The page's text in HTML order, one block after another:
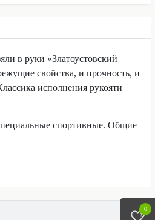
0
в руки «Златоустовский
свойства, и прочность, и
исполнения рукояти
спортивные. Общие